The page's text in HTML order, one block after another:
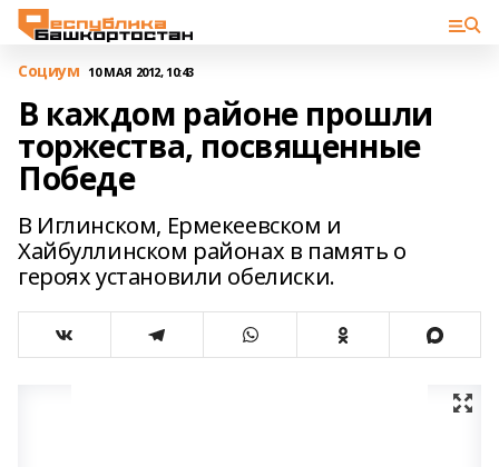
Cоциум 10 МАЯ 2012, 10:43
В каждом районе прошли
торжества, посвященные
Победе
В Иглинском, Ермекеевском и
Хайбуллинском районах в память о
героях установили обелиски.